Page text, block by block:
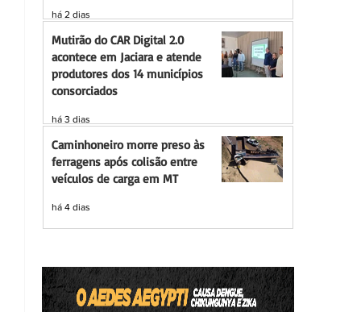
há 2 dias
Mutirão do CAR Digital 2.0
acontece em Jaciara e atende
produtores dos 14 municípios
consorciados
há 3 dias
Caminhoneiro morre preso às
ferragens após colisão entre
veículos de carga em MT
há 4 dias